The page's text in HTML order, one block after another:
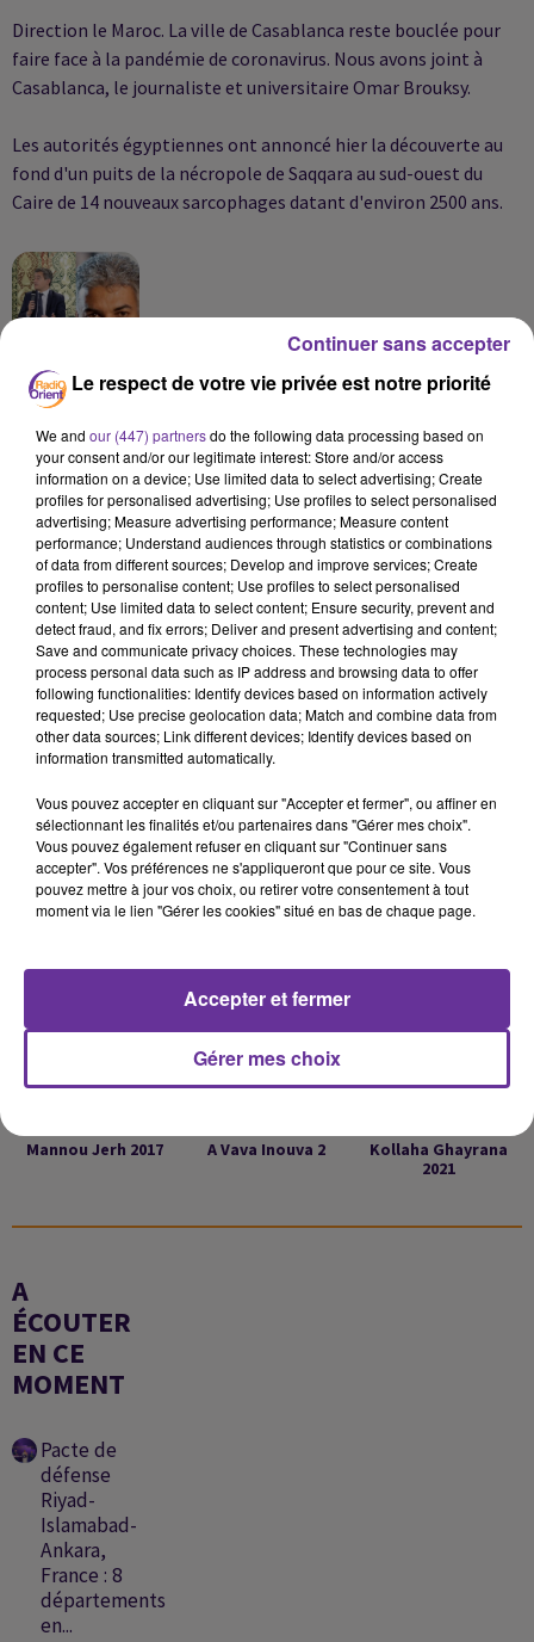
Direction le Maroc. La ville de Casablanca reste bouclée pour
faire face à la pandémie de coronavirus. Nous avons joint à
Casablanca, le journaliste et universitaire Omar Brouksy.
Les autorités égyptiennes ont annoncé hier la découverte au
fond d'un puits de la nécropole de Saqqara au sud-ouest du
Caire de 14 nouveaux sarcophages datant d'environ 2500 ans.
JF MIDI PA 21.09.2020
LA PLAYLIST
Mannou Jerh 2017 A Vava Inouva 2
Kollaha Ghayrana
2021
A
ÉCOUTER
EN CE
MOMENT
Pacte de
défense
Riyad-
Islamabad-
Ankara,
France : 8
départements
en...
Le respect de votre vie privée est notre priorité
We and our (447) partnersdo the following data processing based on
your consent and/or our legitimate interest: Store and/or access
information on a device; Use limited data to select advertising; Create
profiles for personalised advertising; Use profiles to select personalised
advertising; Measure advertising performance; Measure content
performance; Understand audiences through statistics or combinations
of data from different sources; Develop and improve services; Create
profiles to personalise content; Use profiles to select personalised
content; Use limited data to select content; Ensure security, prevent and
detect fraud, and fix errors; Deliver and present advertising and content;
Save and communicate privacy choices. These technologies may
process personal data such as IP address and browsing data to offer
following functionalities: Identify devices based on information actively
requested; Use precise geolocation data; Match and combine data from
other data sources; Link different devices; Identify devices based on
information transmitted automatically.
Vous pouvez accepter en cliquant sur "Accepter et fermer", ou affiner en
sélectionnant les finalités et/ou partenaires dans "Gérer mes choix".
Vous pouvez également refuser en cliquant sur "Continuer sans
accepter". Vos préférences ne s'appliqueront que pour ce site. Vous
pouvez mettre à jour vos choix, ou retirer votre consentement à tout
moment via le lien "Gérer les cookies" situé en bas de chaque page.
Gérer mes choix
Accepter et fermer
Continuer sans accepter